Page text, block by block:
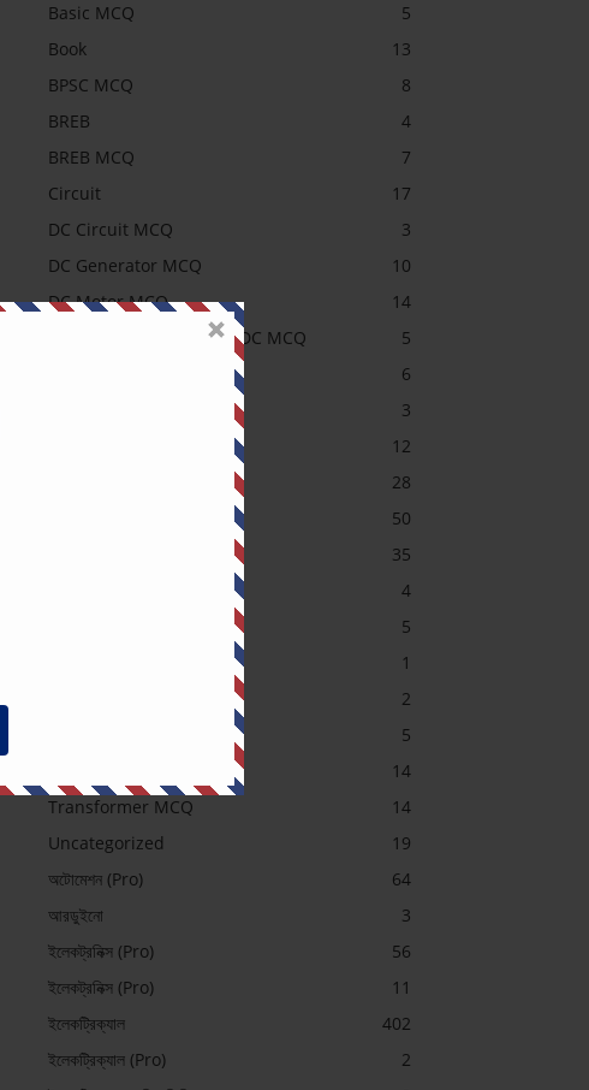
Basic MCQ
5
Book
13
BPSC MCQ
8
BREB
4
BREB MCQ
7
Circuit
17
DC Circuit MCQ
3
DC Generator MCQ
10
DC Motor MCQ
14
DESCO, NESCO, PDB, DPDC MCQ
5
6
3
12
28
50
35
4
5
1
2
5
14
Transformer MCQ
14
Uncategorized
19
অটোমেশন (Pro)
64
আরডুইনো
3
ইলেকট্রনিক্স (Pro)
56
ইলেকট্রনিক্স (Pro)
11
ইলেকট্রিক্যাল
402
ইলেকট্রিক্যাল (Pro)
2